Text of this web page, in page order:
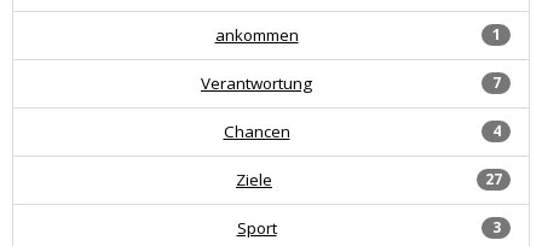
1
ankommen
7
Verantwortung
4
Chancen
27
Ziele
3
Sport